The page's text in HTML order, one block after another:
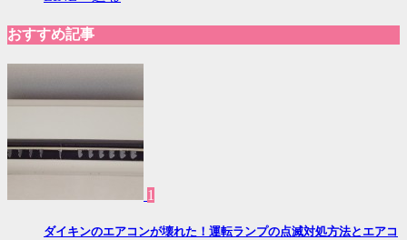
おすすめ記事
1
ダイキンのエアコンが壊れた！運転ランプの点滅対処方法とエアコ